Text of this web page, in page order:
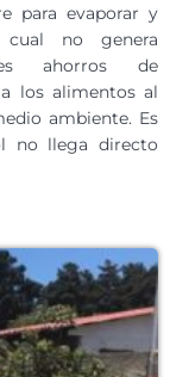
para evaporar y
no genera
ahorros de
los alimentos al
ambiente. Es
no llega directo